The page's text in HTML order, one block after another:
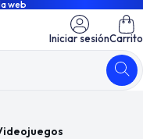
web
Iniciar sesiónCarrito